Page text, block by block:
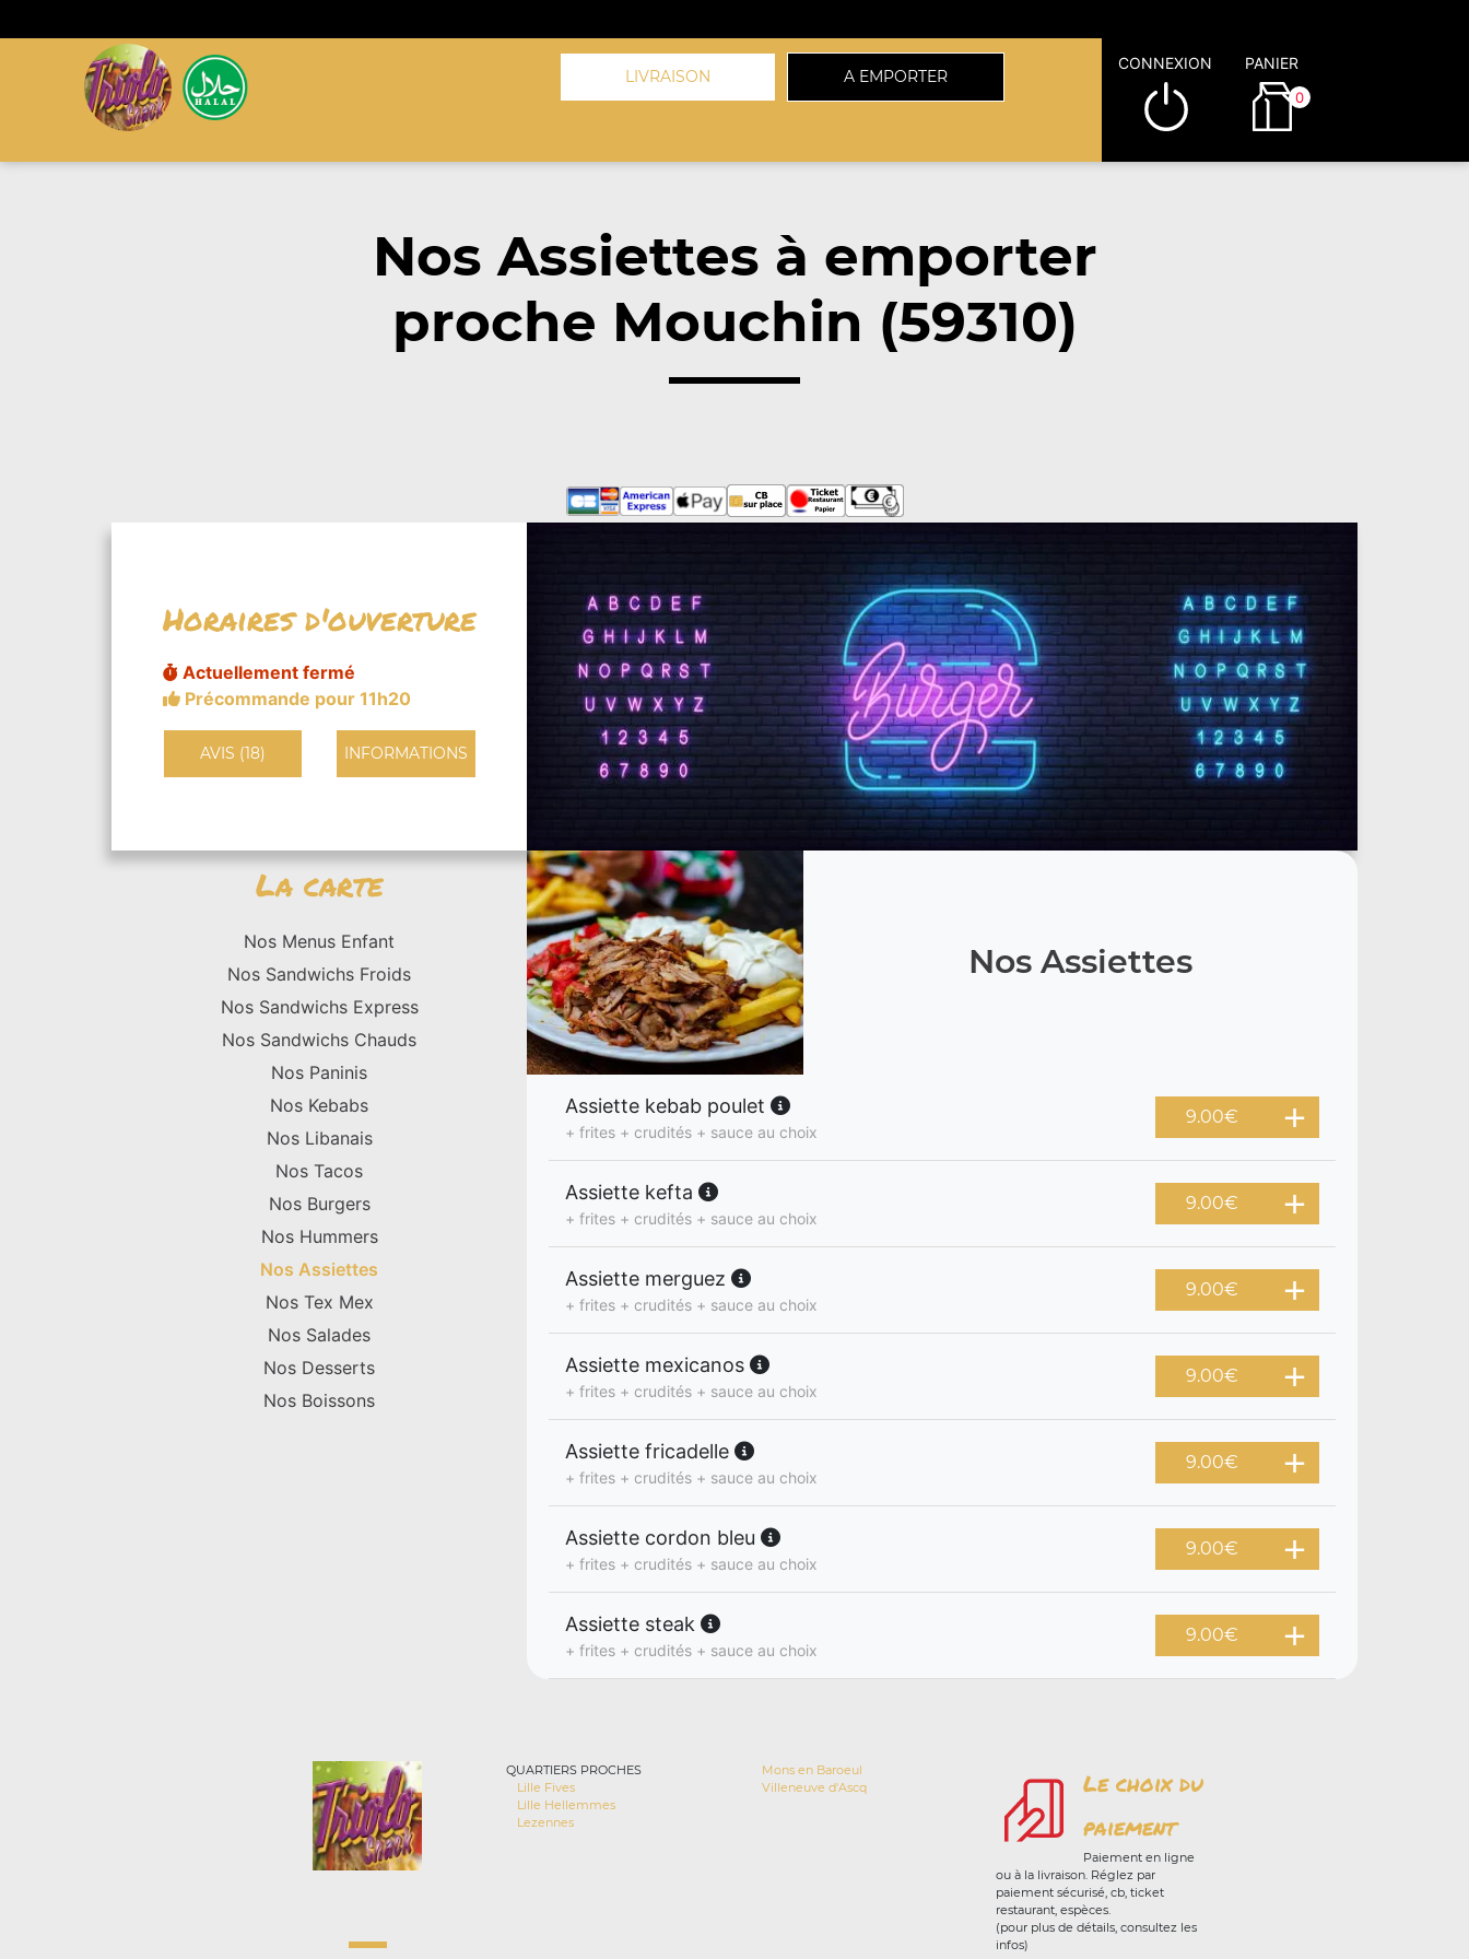
LIVRAISON A EMPORTER
CONNEXION PANIER
0
Nos Assiettes à emporter
proche Mouchin (59310)
Horaires d'ouverture
Actuellement fermé
Précommande pour 11h20
AVIS (18) INFORMATIONS
La carte
Nos Menus Enfant
Nos Sandwichs Froids
Nos Sandwichs Express
Nos Sandwichs Chauds
Nos Paninis
Nos Kebabs
Nos Libanais
Nos Tacos
Nos Burgers
Nos Hummers
Nos Assiettes
Nos Tex Mex
Nos Salades
Nos Desserts
Nos Boissons
Nos Assiettes
Assiette kebab poulet
+ frites + crudités + sauce au choix
9.00€
Assiette kefta
+ frites + crudités + sauce au choix
9.00€
Assiette merguez
+ frites + crudités + sauce au choix
9.00€
Assiette mexicanos
+ frites + crudités + sauce au choix
9.00€
Assiette fricadelle
+ frites + crudités + sauce au choix
9.00€
Assiette cordon bleu
+ frites + crudités + sauce au choix
9.00€
Assiette steak
+ frites + crudités + sauce au choix
9.00€
QUARTIERS PROCHES
Lille Fives
Lille Hellemmes
Lezennes
Mons en Baroeul
Villeneuve d'Ascq
Le choix du
paiement
Paiement en ligne
ou à la livraison. Réglez par
paiement sécurisé, cb, ticket
restaurant, espèces.
(pour plus de détails, consultez les
infos)